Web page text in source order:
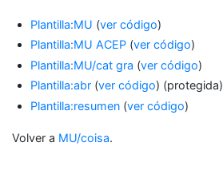
Plantilla:MU (ver código)
Plantilla:MU ACEP (ver código)
Plantilla:MU/cat gra (ver código)
Plantilla:abr (ver código) (protegida)
Plantilla:resumen (ver código)
Volver a MU/coisa.